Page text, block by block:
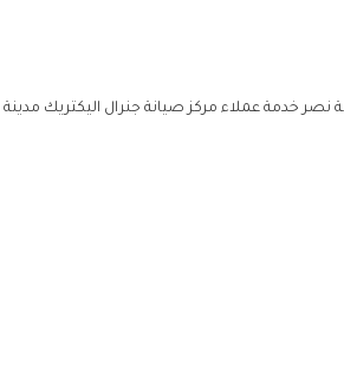
نصر خدمة عملاء مركز صيانة جنرال اليكتريك